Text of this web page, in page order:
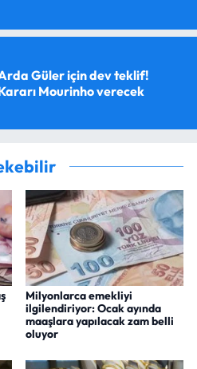
Güler için dev teklif!
Mourinho verecek
Milyonlarca emekliyi
ilgilendiriyor: Ocak ayında
maaşlara yapılacak zam belli
oluyor